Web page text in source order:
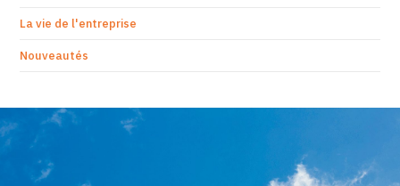
La vie de l'entreprise
Nouveautés